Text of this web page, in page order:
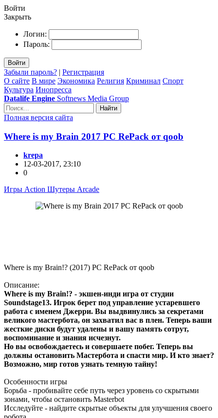
Войти
Закрыть
Логин:
Пароль:
Войти
Забыли пароль? | Регистрация
О сайте В мире Экономика Религия Криминал Спорт
Культура Инопресса
Datalife Engine Softnews Media Group
Найти
Полная версия сайта
Where is my Brain 2017 PC RePack от qoob
krepa
12-03-2017, 23:10
0
Игры Action Шутеры Arcade
Where is my Brain!? (2017) PC RePack от qoob
Описание:
Where is my Brain!? - экшен-инди игра от студии
Soundstage13. Игрок берет под управление устаревшего
работа с именем Джерри. Вы выдвинулись за секретами
великого мастербота, он захватил вас в плен. Теперь ваши
жесткие диски будут удалены и вашу память сотрут,
воспоминание и знания исчезнут.
Но вы освобождаетесь и совершаете побег. Теперь вы
должны остановить Мастербота и спасти мир. И кто знает?
Возможно, мир готов узнать темную тайну!
Особенности игры
Борьба - пробивайте себе путь через уровень со скрытыми
зонами, чтобы остановить Masterbot
Исследуйте - найдите скрытые объекты для улучшения своего